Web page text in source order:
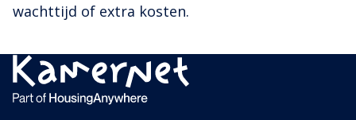
wachttijd of extra kosten.